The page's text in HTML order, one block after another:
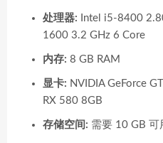
处理器: Intel i5-8400
1600 3.2 GHz 6 Core
内存: 8 GB RAM
显卡: NVIDIA GeForce
RX 580 8GB
存储空间: 需要 10 GB 可